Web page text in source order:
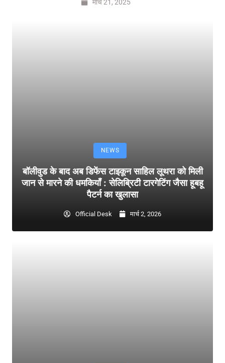
मार्च 21, 2025
NEWS
बॉलीवुड के बाद अब डिफेंस टाइकून साहिल लूथरा को मिली
जान से मारने की धमकियाँ : सेलिब्रिटी टारगेटिंग जैसा हूबहू
पैटर्न का खुलासा
Official Desk मार्च 2, 2026